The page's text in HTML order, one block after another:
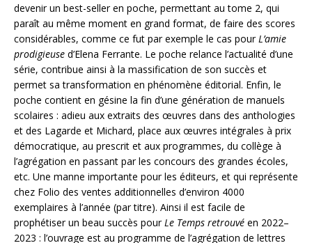
devenir un best-seller en poche, permettant au tome 2, qui
paraît au même moment en grand format, de faire des scores
considérables, comme ce fut par exemple le cas pourL’amie
prodigieuse d’Elena Ferrante. Le poche relance l’actualité d’une
série, contribue ainsi à la massification de son succès et
permet sa transformation en phénomène éditorial. Enfin, le
poche contient en gésine la fin d’une génération de manuels
scolaires : adieu aux extraits des œuvres dans des anthologies
et des Lagarde et Michard, place aux œuvres intégrales à prix
démocratique, au prescrit et aux programmes, du collège à
l’agrégation en passant par les concours des grandes écoles,
etc. Une manne importante pour les éditeurs, et qui représente
chez Folio des ventes additionnelles d’environ 4000
exemplaires à l’année (par titre). Ainsi il est facile de
prophétiser un beau succès pourLe Temps retrouvé en 2022–
2023 : l’ouvrage est au programme de l’agrégation de lettres